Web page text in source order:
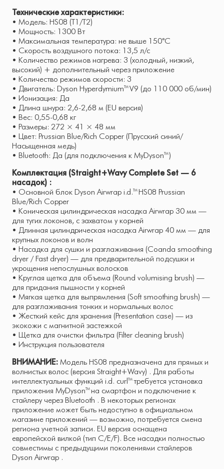
Технические характеристики:
• Модель: HS08 (T1/T2)
• Мощность: 1300 Вт
• Максимальная температура: не выше 150°C
• Скорость воздушного потока: 13,5 л/с
• Количество режимов нагрева: 3 (холодный, низкий,
высокий) + дополнительный через приложение
• Количество режимов скорости: 3
• Двигатель: Dyson Hyperdymium™ V9 (до 110 000 об/мин)
• Ионизация: Да
• Длина шнура: 2,6-2,68 м (EU версия)
• Вес: 0,55-0,68 кг
• Размеры: 272 × 41 × 48 мм
• Цвет: Prussian Blue/Rich Copper (Прусский синий/
Насыщенная медь)
• Bluetooth: Да (для подключения к MyDyson™)
Комплектация (Straight+Wavy Complete Set — 6
насадок) :
• Основной блок Dyson Airwrap i.d.™ HS08 Prussian
Blue/Rich Copper
• Коническая цилиндрическая насадка Airwrap 30 мм —
для тугих локонов, с захватом у корней
• Длинная цилиндрическая насадка Airwrap 40 мм — для
крупных локонов и волн
• Насадка для сушки и разглаживания (Coanda smoothing
dryer / Fast dryer) — для предварительной подсушки и
укрощения непослушных волосков
• Круглая щетка для объема (Round volumising brush) —
для придания пышности у корней
• Мягкая щетка для выпрямления (Soft smoothing brush) —
для разглаживания тонких и нормальных волос
• Жесткий кейс для хранения (Presentation case) — из
экокожи с магнитной застежкой
• Щетка для очистки фильтра (Filter cleaning brush)
• Инструкция пользователя
ВНИМАНИЕ: Модель HS08 предназначена для прямых и
волнистых волос (версия Straight+Wavy) . Для работы
интеллектуальных функций i.d. curl™ требуется установка
приложения MyDyson™ на смартфон и подключение к
стайлеру через Bluetooth . В некоторых регионах
приложение может быть недоступно в официальном
магазине приложений — возможно, потребуется смена
региона учетной записи. EU версия оснащена
европейской вилкой (тип C/E/F). Все насадки полностью
совместимы с предыдущими поколениями стайлеров
Dyson Airwrap .